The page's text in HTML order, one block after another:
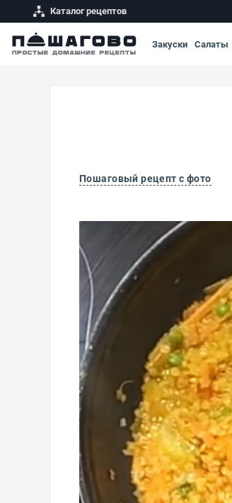
Каталог рецептов
Закуски Салаты
Пошаговый рецепт с фото
Чечевица с овощами